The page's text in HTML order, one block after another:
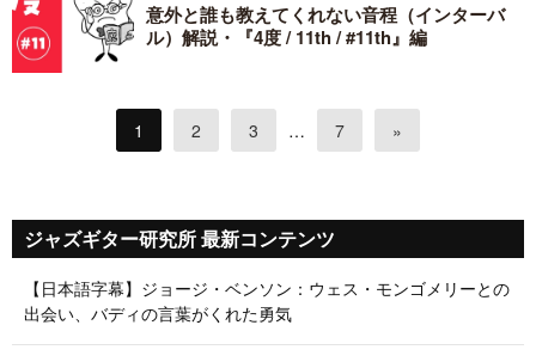
意外と誰も教えてくれない音程（インターバ
ル）解説・『4度 / 11th / #11th』編
1 2 3 … 7 »
ジャズギター研究所 最新コンテンツ
【日本語字幕】ジョージ・ベンソン：ウェス・モンゴメリーとの
出会い、バディの言葉がくれた勇気